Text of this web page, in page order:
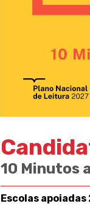
10 Minutos
Escolas apoiadas